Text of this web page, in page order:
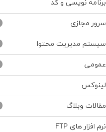
برنامه نویسی و کد
سرور مجازی
سیستم مدیریت محتوا
عمومی
لینوکس
مقالات وبلاگ
نرم افزار های FTP